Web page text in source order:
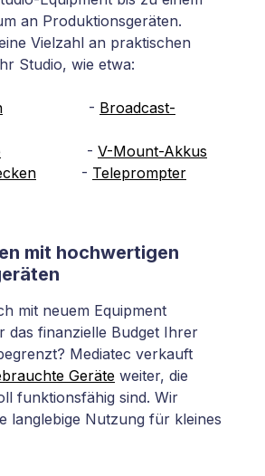
an Produktionsgeräten.
Vielzahl an praktischen
Studio, wie etwa:
- Broadcast-
- V-Mount-Akkus
- Teleprompter
mit hochwertigen
mit neuem Equipment
das finanzielle Budget Ihrer
Mediatec verkauft
Geräte weiter, die
funktionsfähig sind. Wir
langlebige Nutzung für kleines